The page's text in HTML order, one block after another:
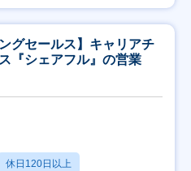
グセールス】キャリアチ
『シェアフル』の営業
休日120日以上